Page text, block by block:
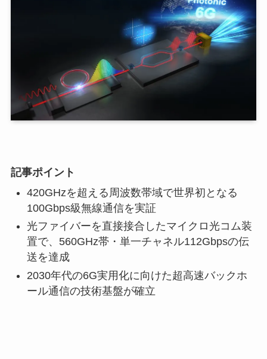
記事ポイント
420GHzを超える周波数帯域で世界初となる
100Gbps級無線通信を実証
光ファイバーを直接接合したマイクロ光コム装
置で、560GHz帯・単一チャネル112Gbpsの伝
送を達成
2030年代の6G実用化に向けた超高速バックホ
ール通信の技術基盤が確立